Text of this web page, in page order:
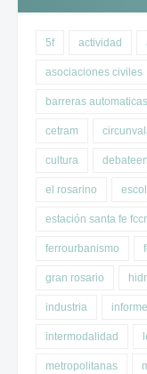
5f actividad
asociaciones civiles
barreras automaticas
cetram
cultura
el rosarino
estación santa fe
ferrourbanismo
gran rosario
industria
intermodalidad
metropolitanas